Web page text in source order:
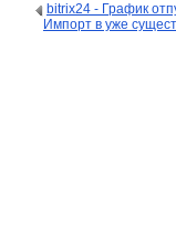
bitrix24 - График
Импорт в уже